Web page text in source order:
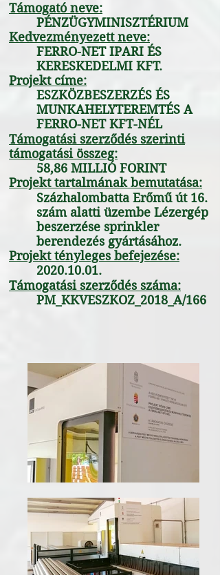
Támogató neve:
PÉNZÜGYMINISZTÉRIUM
Kedvezményezett neve:
FERRO-NET IPARI ÉS
KERESKEDELMI KFT.
Projekt címe:
ESZKÖZBESZERZÉS ÉS
MUNKAHELYTEREMTÉS A
FERRO-NET KFT-NÉL
Támogatási szerződés szerinti
támogatási összeg:
58,86 MILLIÓ FORINT
Projekt tartalmának bemutatása:
Százhalombatta Erőmű út 16.
szám alatti üzembe Lézergép
beszerzése sprinkler
berendezés gyártásához.
Projekt tényleges befejezése:
2020.10.01.
Támogatási szerződés száma:
PM_KKVESZKOZ_2018_A/166